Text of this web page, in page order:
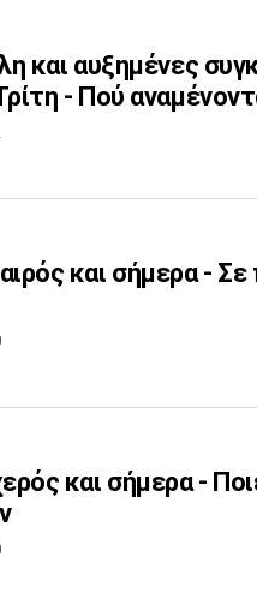
και αυξημένες
- Πού
και σήμερα - Σε
και σήμερα -